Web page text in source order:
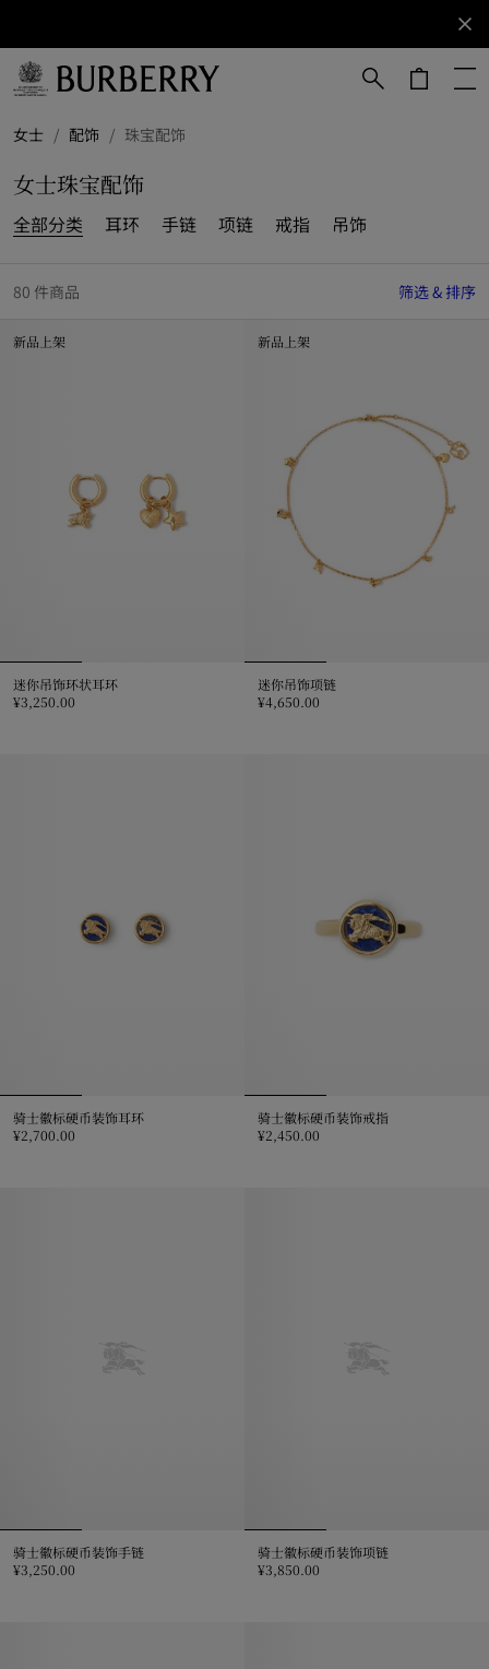
订阅获取
Burberry
品牌资
女士 / 配饰 / 珠宝配饰
女士珠宝配饰
全部分类 耳环 手链 项链 戒指 吊饰
80 件商品 筛选 & 排序
新品上架
迷你吊饰环状耳环
¥3,250.00
新品上架
迷你吊饰项链
¥4,650.00
骑士徽标硬币装饰耳环
¥2,700.00
骑士徽标硬币装饰戒指
¥2,450.00
骑士徽标硬币装饰手链
¥3,250.00
骑士徽标硬币装饰项链
¥3,850.00